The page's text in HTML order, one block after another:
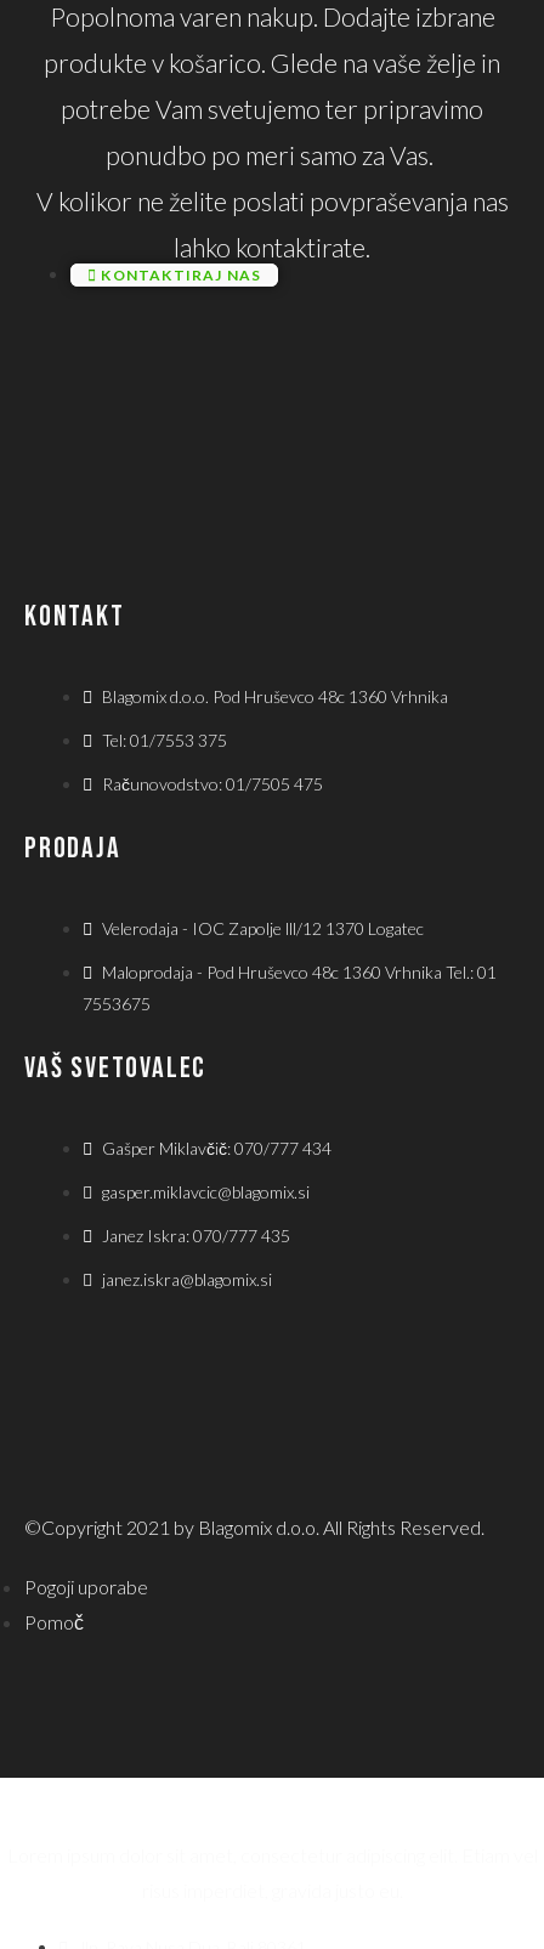
Popolnoma varen nakup. Dodajte izbrane
produkte v košarico. Glede na vaše želje in
potrebe Vam svetujemo ter pripravimo
ponudbo po meri samo za Vas.
V kolikor ne želite poslati povpraševanja nas
lahko kontaktirate.
KONTAKTIRAJ NAS
KONTAKT
Blagomix d.o.o. Pod Hruševco 48c 1360 Vrhnika
Tel: 01/7553 375
Računovodstvo: 01/7505 475
PRODAJA
Velerodaja - IOC Zapolje lll/12 1370 Logatec
Maloprodaja - Pod Hruševco 48c 1360 Vrhnika Tel.: 01
7553675
VAŠ SVETOVALEC
Gašper Miklavčič: 070/777 434
gasper.miklavcic@blagomix.si
Janez Iskra: 070/777 435
janez.iskra@blagomix.si
©Copyright 2021 by Blagomix d.o.o. All Rights Reserved.
Pogoji uporabe
Pomoč